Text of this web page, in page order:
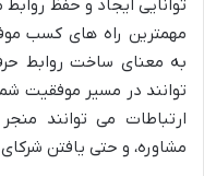
توانایی ایجاد و حفظ روابط
به معنای ساخت روابط
توانند در مسیر موفقیت
ارتباطات می توانند
مشاوره، و حتی یافتن